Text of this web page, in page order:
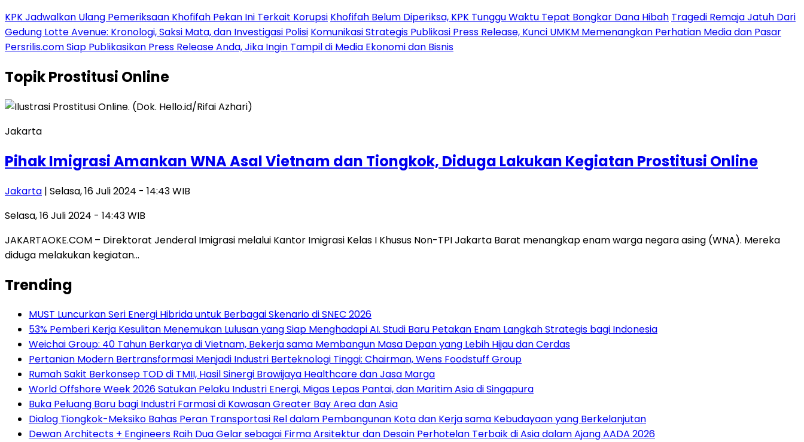
KPK Jadwalkan Ulang Pemeriksaan Khofifah Pekan Ini Terkait Korupsi Khofifah Belum Diperiksa, KPK Tunggu Waktu Tepat Bongkar Dana Hibah Tragedi Remaja Jatuh Dari
Gedung Lotte Avenue: Kronologi, Saksi Mata, dan Investigasi Polisi Komunikasi Strategis Publikasi Press Release, Kunci UMKM Memenangkan Perhatian Media dan Pasar
Persrilis.com Siap Publikasikan Press Release Anda, Jika Ingin Tampil di Media Ekonomi dan Bisnis
TopikProstitusi Online
Jakarta
Pihak Imigrasi Amankan WNA Asal Vietnam dan Tiongkok, Diduga Lakukan Kegiatan Prostitusi Online
Jakarta | Selasa, 16 Juli 2024 - 14:43 WIB
Selasa, 16 Juli 2024 - 14:43 WIB
JAKARTAOKE.COM – Direktorat Jenderal Imigrasi melalui Kantor Imigrasi Kelas I Khusus Non-TPI Jakarta Barat menangkap enam warga negara asing (WNA). Mereka
diduga melakukan kegiatan…
Trending
MUST Luncurkan Seri Energi Hibrida untuk Berbagai Skenario di SNEC 2026
53% Pemberi Kerja Kesulitan Menemukan Lulusan yang Siap Menghadapi AI. Studi Baru Petakan Enam Langkah Strategis bagi Indonesia
Weichai Group: 40 Tahun Berkarya di Vietnam, Bekerja sama Membangun Masa Depan yang Lebih Hijau dan Cerdas
Pertanian Modern Bertransformasi Menjadi Industri Berteknologi Tinggi: Chairman, Wens Foodstuff Group
Rumah Sakit Berkonsep TOD di TMII, Hasil Sinergi Brawijaya Healthcare dan Jasa Marga
World Offshore Week 2026 Satukan Pelaku Industri Energi, Migas Lepas Pantai, dan Maritim Asia di Singapura
Buka Peluang Baru bagi Industri Farmasi di Kawasan Greater Bay Area dan Asia
Dialog Tiongkok-Meksiko Bahas Peran Transportasi Rel dalam Pembangunan Kota dan Kerja sama Kebudayaan yang Berkelanjutan
Dewan Architects + Engineers Raih Dua Gelar sebagai Firma Arsitektur dan Desain Perhotelan Terbaik di Asia dalam Ajang AADA 2026